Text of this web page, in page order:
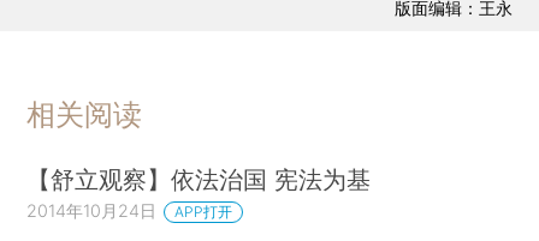
版面编辑：王永
相关阅读
【舒立观察】依法治国 宪法为基
2014年10月24日 APP打开